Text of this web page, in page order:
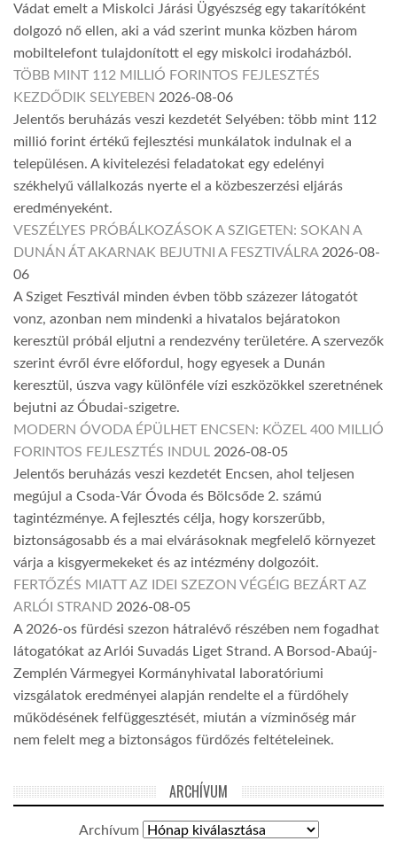
Vádat emelt a Miskolci Járási Ügyészség egy takarítóként
dolgozó nő ellen, aki a vád szerint munka közben három
mobiltelefont tulajdonított el egy miskolci irodaházból.
TÖBB MINT 112 MILLIÓ FORINTOS FEJLESZTÉS
KEZDŐDIK SELYEBEN 2026-08-06
Jelentős beruházás veszi kezdetét Selyében: több mint 112
millió forint értékű fejlesztési munkálatok indulnak el a
településen. A kivitelezési feladatokat egy edelényi
székhelyű vállalkozás nyerte el a közbeszerzési eljárás
eredményeként.
VESZÉLYES PRÓBÁLKOZÁSOK A SZIGETEN: SOKAN A
DUNÁN ÁT AKARNAK BEJUTNI A FESZTIVÁLRA 2026-08-
06
A Sziget Fesztivál minden évben több százezer látogatót
vonz, azonban nem mindenki a hivatalos bejáratokon
keresztül próbál eljutni a rendezvény területére. A szervezők
szerint évről évre előfordul, hogy egyesek a Dunán
keresztül, úszva vagy különféle vízi eszközökkel szeretnének
bejutni az Óbudai-szigetre.
MODERN ÓVODA ÉPÜLHET ENCSEN: KÖZEL 400 MILLIÓ
FORINTOS FEJLESZTÉS INDUL 2026-08-05
Jelentős beruházás veszi kezdetét Encsen, ahol teljesen
megújul a Csoda-Vár Óvoda és Bölcsőde 2. számú
tagintézménye. A fejlesztés célja, hogy korszerűbb,
biztonságosabb és a mai elvárásoknak megfelelő környezet
várja a kisgyermekeket és az intézmény dolgozóit.
FERTŐZÉS MIATT AZ IDEI SZEZON VÉGÉIG BEZÁRT AZ
ARLÓI STRAND 2026-08-05
A 2026-os fürdési szezon hátralévő részében nem fogadhat
látogatókat az Arlói Suvadás Liget Strand. A Borsod-Abaúj-
Zemplén Vármegyei Kormányhivatal laboratóriumi
vizsgálatok eredményei alapján rendelte el a fürdőhely
működésének felfüggesztését, miután a vízminőség már
nem felelt meg a biztonságos fürdőzés feltételeinek.
ARCHÍVUM
Archívum